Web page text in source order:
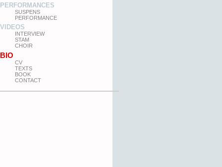
PERFORMANCES
SUSPENS
PERFORMANCE
VIDEOS
INTERVIEW
STAM
CHOIR
BIO
CV
TEXTS
BOOK
CONTACT